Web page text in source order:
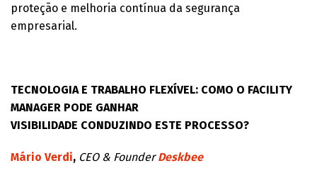
proteção e melhoria contínua da segurança
empresarial.
TECNOLOGIA E TRABALHO FLEXÍVEL: COMO O FACILITY
MANAGER PODE GANHAR
VISIBILIDADE CONDUZINDO ESTE PROCESSO?
Mário Verdi, CEO & FounderDeskbee